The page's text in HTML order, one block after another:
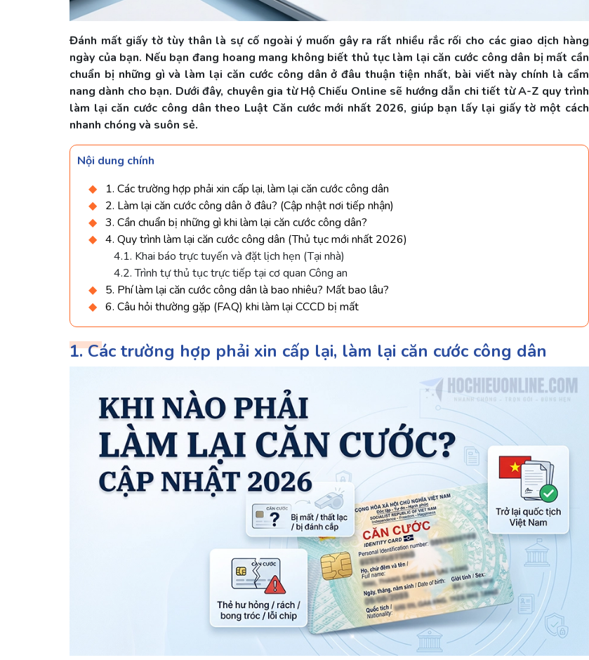
Đánh mất giấy tờ tùy thân là sự cố ngoài ý muốn gây ra rất nhiều rắc rối cho các giao dịch hàng
ngày của bạn. Nếu bạn đang hoang mang không biết thủ tục làm lại căn cước công dân bị mất cần
chuẩn bị những gì và làm lại căn cước công dân ở đâu thuận tiện nhất, bài viết này chính là cẩm
nang dành cho bạn. Dưới đây, chuyên gia từ Hộ Chiếu Online sẽ hướng dẫn chi tiết từ A-Z quy trình
làm lại căn cước công dân theo Luật Căn cước mới nhất 2026, giúp bạn lấy lại giấy tờ một cách
nhanh chóng và suôn sẻ.
Nội dung chính
1. Các trường hợp phải xin cấp lại, làm lại căn cước công dân
2. Làm lại căn cước công dân ở đâu? (Cập nhật nơi tiếp nhận)
3. Cần chuẩn bị những gì khi làm lại căn cước công dân?
4. Quy trình làm lại căn cước công dân (Thủ tục mới nhất 2026)
4.1. Khai báo trực tuyến và đặt lịch hẹn (Tại nhà)
4.2. Trình tự thủ tục trực tiếp tại cơ quan Công an
5. Phí làm lại căn cước công dân là bao nhiêu? Mất bao lâu?
6. Câu hỏi thường gặp (FAQ) khi làm lại CCCD bị mất
1. Các trường hợp phải xin cấp lại, làm lại căn cước công dân